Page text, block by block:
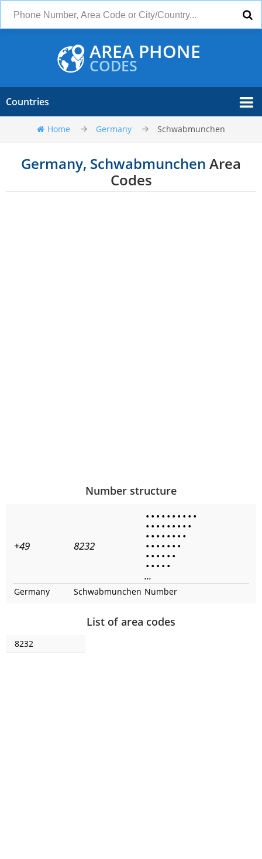
AREA PHONE
CODES
Countries
Home Germany Schwabmunchen
Germany, Schwabmunchen Area
Codes
Number structure
+49 8232
• • • • • • • • • •
• • • • • • • • •
• • • • • • • •
• • • • • • •
• • • • • •
• • • • •
...
Germany Schwabmunchen Number
List of area codes
8232